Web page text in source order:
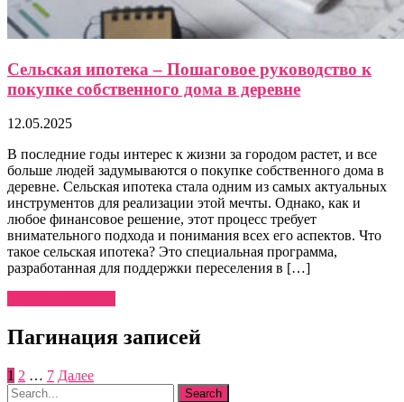
Сельская ипотека – Пошаговое руководство к
покупке собственного дома в деревне
12.05.2025
В последние годы интерес к жизни за городом растет, и все
больше людей задумываются о покупке собственного дома в
деревне. Сельская ипотека стала одним из самых актуальных
инструментов для реализации этой мечты. Однако, как и
любое финансовое решение, этот процесс требует
внимательного подхода и понимания всех его аспектов. Что
такое сельская ипотека? Это специальная программа,
разработанная для поддержки переселения в […]
Пагинация записей
1 2 … 7 Далее